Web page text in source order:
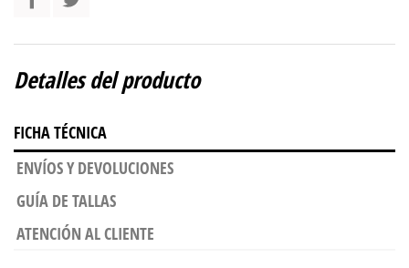
Detalles del producto
FICHA TÉCNICA
ENVÍOS Y DEVOLUCIONES
GUÍA DE TALLAS
ATENCIÓN AL CLIENTE